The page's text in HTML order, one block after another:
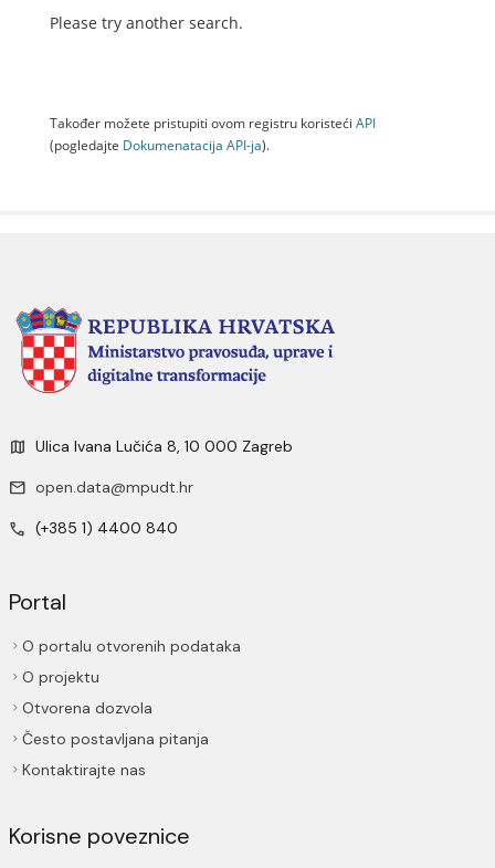
Please try another search.
Također možete pristupiti ovom registru koristeći API
(pogledajte Dokumenаtаcijа API-jа).